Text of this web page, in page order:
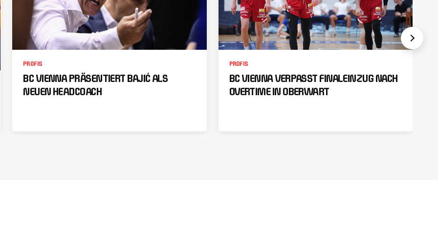
PROFIS
BC VIENNA PRÄSENTIERT BAJIĆ ALS
NEUEN HEADCOACH
PROFIS
BC VIENNA VERPASST FINALEINZUG NACH
OVERTIME IN OBERWART